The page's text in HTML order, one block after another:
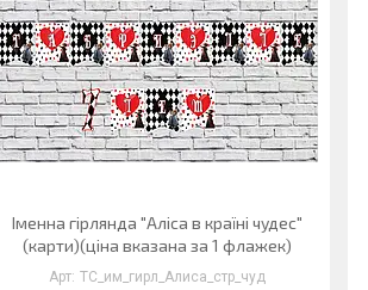
Іменна гірлянда "Аліса в країні чудес"
(карти)(ціна вказана за 1 флажек)
ТС_им_гирл_Алиса_стр_чуд